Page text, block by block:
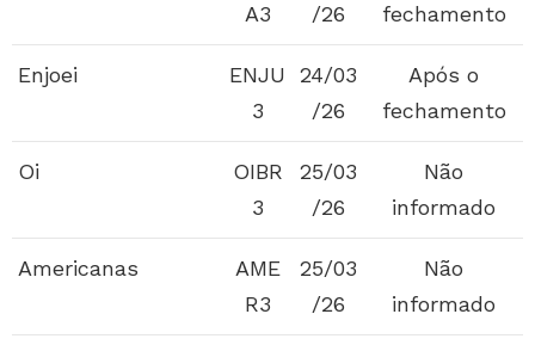
A3
/26
fechamento
Enjoei
ENJU
3
24/03
/26
Após o
fechamento
Oi
OIBR
3
25/03
/26
Não
informado
Americanas
AME
R3
25/03
/26
Não
informado